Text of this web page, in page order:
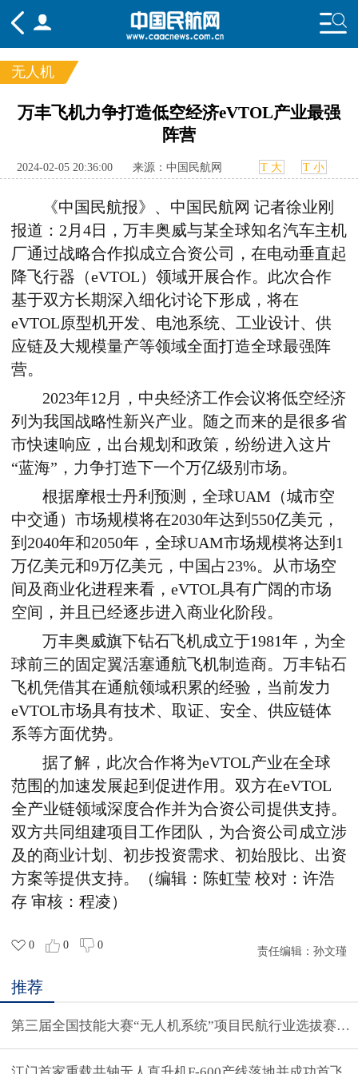
频道
国内
航图 智库 专题 舆情
无人机
万丰飞机力争打造低空经济eVTOL产业最强
阵营
2024-02-05 20:36:00 来源：中国民航网 T 大 T 小
《中国民航报》、中国民航网 记者徐业刚
报道： 2 月 4日，万丰奥威与某全球知名汽车主机
厂通过战略合作拟成立合资公司，在电动垂直起
降飞行器（eVTOL）领域开展合作。此次合作
基于双方长期深入细化讨论下形成，将在
eVTOL原型机开发、电池系统、工业设计、供
应链及大规模量产等领域全面打造全球最强阵
营。
2023年12 月，中央经济工作会议将低空经济
列为我国战略性新兴产业。随之而来的是很多省
市快速响应，出台规划和政策，纷纷进入这片
“蓝海”，力争打造下一个万亿级别市场。
根据摩根士丹利预测，全球UAM （城市空
中交通）市场规模将在2030年达到 550亿美元，
到 2040年和2050年，全球UAM市场规模将达到 1
万亿美元和9万亿美元，中国占23%。从市场空
间及商业化进程来看， eVTOL具有广阔的市场
空间，并且已经逐步进入商业化阶段。
万丰奥威旗下钻石飞机成立于1981年，为全
球前三的固定翼活塞通航飞机制造商。万丰钻石
飞机凭借其在通航领域积累的经验，当前发力
eVTOL市场具有技术、取证、安全、供应链体
系等方面优势。
据了解，此次合作将为eVTOL产业在全球
范围的加速发展起到促进作用。双方在eVTOL
全产业链领域深度合作并为合资公司提供支持。
双方共同组建项目工作团队，为合资公司成立涉
及的商业计划、初步投资需求、初始股比、出资
方案等提供支持。（编辑：陈虹莹 校对：许浩
存 审核：程凌）
0 0 0
责任编辑： 孙文瑾
推荐
第三届全国技能大赛“无人机系统”项目民航行业选拔赛在